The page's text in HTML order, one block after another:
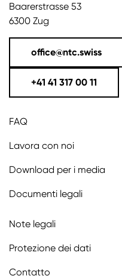
Baarerstrasse 53
6300 Zug
office@ntc.swiss
+41 41 317 00 11
FAQ
Lavora con noi
Download per i media
Documenti legali
Note legali
Protezione dei dati
Contatto